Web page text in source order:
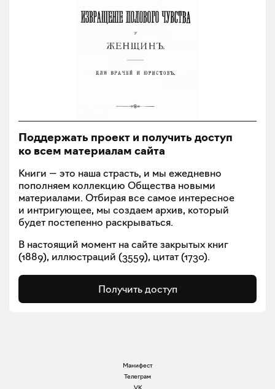
Поддержать проект и получить доступ
ко всем материалам сайта
Книги — это наша страсть, и мы ежедневно
пополняем коллекцию Общества новыми
материалами. Отбирая все самое интересное
и интригующее, мы создаем архив, который
будет постепенно раскрываться.
В настоящий момент на сайте закрытых книг
(1889), иллюстраций (3559), цитат (1730).
Получить доступ
Манифест
Телеграм
VK